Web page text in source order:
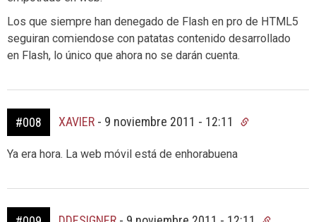
Los que siempre han denegado de Flash en pro de HTML5
seguiran comiendose con patatas contenido desarrollado
en Flash, lo único que ahora no se darán cuenta.
#008 XAVIER - 9 noviembre 2011 - 12:11
Ya era hora. La web móvil está de enhorabuena